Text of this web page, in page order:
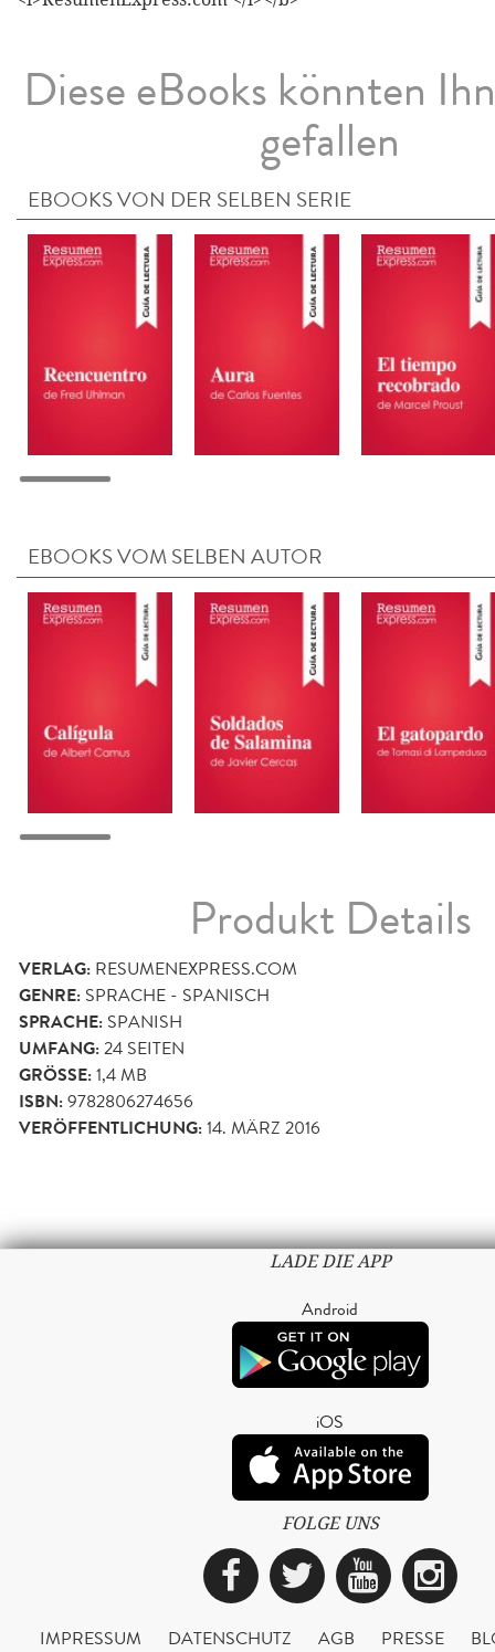
Diese eBooks könnten
gefallen
EBOOKS VON DER SELBEN SERIE
EBOOKS VOM SELBEN AUTOR
Produkt Details
VERLAG: RESUMENEXPRESS.COM
GENRE: SPRACHE - SPANISCH
SPRACHE: SPANISH
UMFANG:24 SEITEN
GRÖSSE: 1,4 MB
ISBN:9782806274656
VERÖFFENTLICHUNG:14. MÄRZ 2016
LADE DIE APP
Android
iOS
FOLGE UNS
Facebook
Twitter
IMPRESSUM DATENSCHUTZ AGB PRESSE